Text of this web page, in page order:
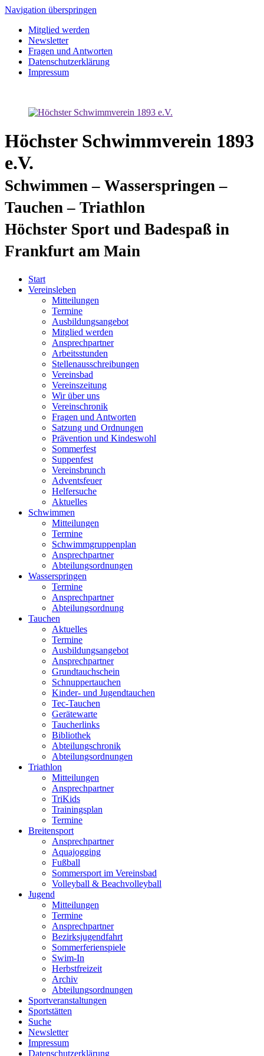
Navigation überspringen
Mitglied werden
Newsletter
Fragen und Antworten
Datenschutzerklärung
Impressum
Höchster Schwimmverein 1893
e.V.
Schwimmen – Wasserspringen –
Tauchen – Triathlon
Höchster Sport und Badespaß in
Frankfurt am Main
Start
Vereinsleben
Mitteilungen
Termine
Ausbildungsangebot
Mitglied werden
Ansprechpartner
Arbeitsstunden
Stellenausschreibungen
Vereinsbad
Vereinszeitung
Wir über uns
Vereinschronik
Fragen und Antworten
Satzung und Ordnungen
Prävention und Kindeswohl
Sommerfest
Suppenfest
Vereinsbrunch
Adventsfeuer
Helfersuche
Aktuelles
Schwimmen
Mitteilungen
Termine
Schwimmgruppenplan
Ansprechpartner
Abteilungsordnungen
Wasserspringen
Termine
Ansprechpartner
Abteilungsordnung
Tauchen
Aktuelles
Termine
Ausbildungsangebot
Ansprechpartner
Grundtauchschein
Schnuppertauchen
Kinder- und Jugendtauchen
Tec-Tauchen
Gerätewarte
Taucherlinks
Bibliothek
Abteilungschronik
Abteilungsordnungen
Triathlon
Mitteilungen
Ansprechpartner
TriKids
Trainingsplan
Termine
Breitensport
Ansprechpartner
Aquajogging
Fußball
Sommersport im Vereinsbad
Volleyball & Beachvolleyball
Jugend
Mitteilungen
Termine
Ansprechpartner
Bezirksjugendfahrt
Sommerferienspiele
Swim-In
Herbstfreizeit
Archiv
Abteilungsordnungen
Sportveranstaltungen
Sportstätten
Suche
Newsletter
Impressum
Datenschutzerklärung